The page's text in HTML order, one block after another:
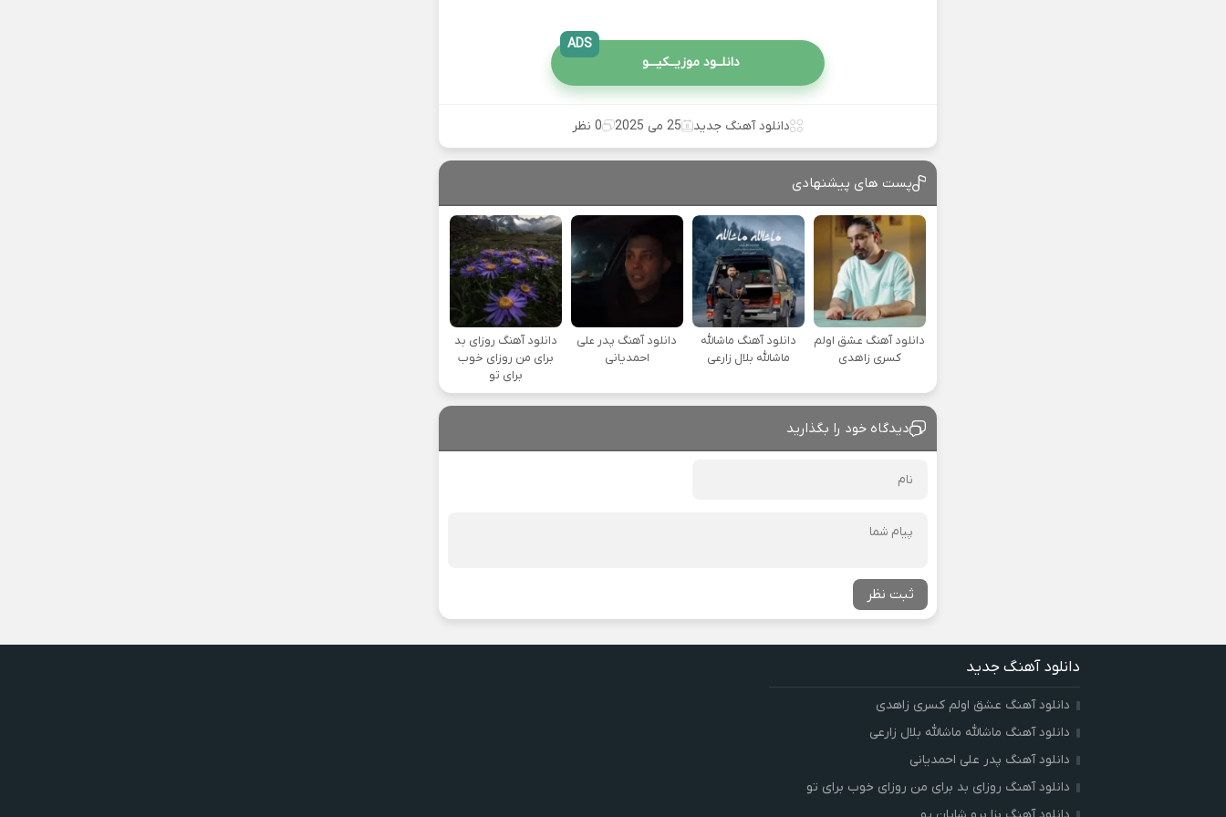
دانلــود موزیــکیـــو
ADS
دانلود آهنگ جدید 25 می 2025 0 نظر
پست های پیشنهادی
دانلود آهنگ عشق اولم
کسری زاهدی
دانلود آهنگ ماشالله
ماشالله بلال زارعی
دانلود آهنگ پدر علی
احمدیانی
دانلود آهنگ روزای بد
برای من روزای خوب
برای تو
دیدگاه خود را بگذارید
ثبت نظر
دانلود آهنگ جدید
دانلود آهنگ عشق اولم کسری زاهدی
دانلود آهنگ ماشالله ماشالله بلال زارعی
دانلود آهنگ پدر علی احمدیانی
دانلود آهنگ روزای بد برای من روزای خوب برای تو